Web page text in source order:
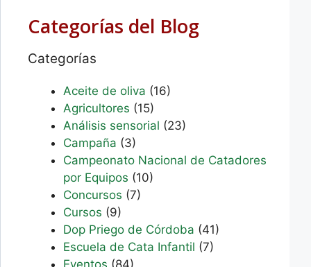
Categorías del Blog
Categorías
Aceite de oliva (16)
Agricultores (15)
Análisis sensorial (23)
Campaña (3)
Campeonato Nacional de Catadores
por Equipos (10)
Concursos (7)
Cursos (9)
Dop Priego de Córdoba (41)
Escuela de Cata Infantil (7)
Eventos (84)